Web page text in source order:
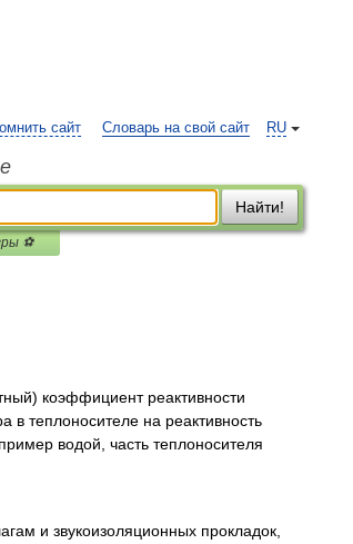
RU
сайт Словарь на свой сайт
Найти!
⚽
коэффициент реактивности
в теплоносителе на реактивность
водой, часть теплоносителя
и звукоизоляционных прокладок,